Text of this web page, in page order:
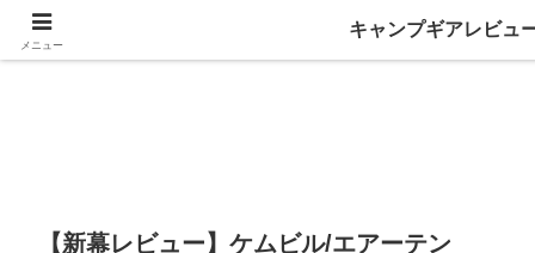
【新幕レビュー】ケムビル/エアーテン
メニュー
キャンプギアレビュ